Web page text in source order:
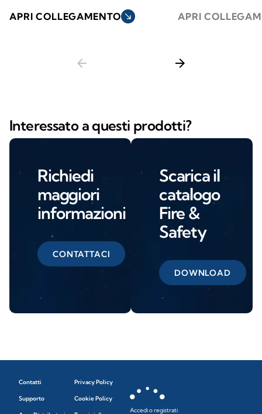
APRI COLLEGAMENTO south_east APRI
arrow_back arrow_forward
Interessato a questi prodotti?
Richiedi
maggiori
informazioni
CONTATTACI
Scarica il
catalogo
Fire &
Safety
DOWNLOAD
Contatti
Supporto
Privacy Policy
Cookie Policy
Accedi o registrati